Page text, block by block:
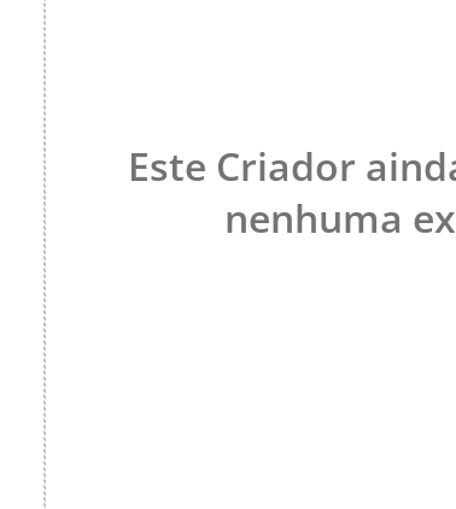
Este Criador
nenhuma